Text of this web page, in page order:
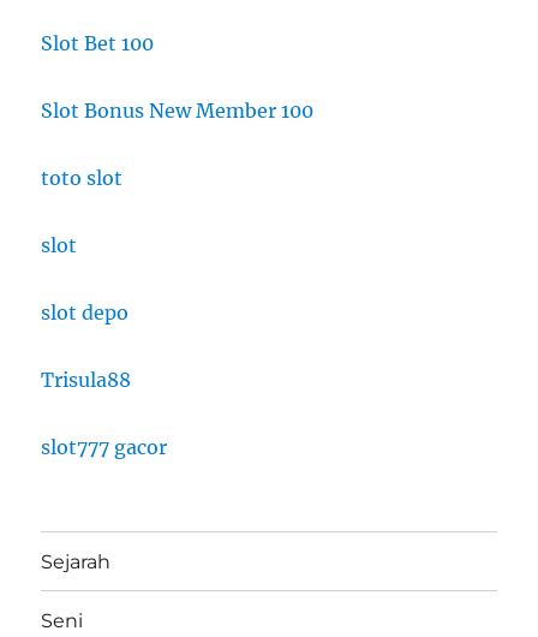
Slot Bet 100
Slot Bonus New Member 100
toto slot
slot
slot depo
Trisula88
slot777 gacor
Sejarah
Seni